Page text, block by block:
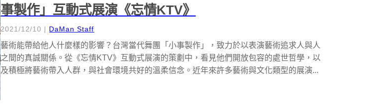
事製作」互動式展演《忘情KTV》
2021/12/10 | DaMan Staff
藝術能帶給他人什麼樣的影響？台灣當代舞團「小事製作」，致力於以表演藝術追求人與人
之間的真誠關係。從《忘情KTV》互動式展演的策劃中，看見他們開放包容的處世哲學，以
及積極將藝術帶入人群，與社會環境共好的溫柔信念。近年來許多藝術與文化類型的展演...